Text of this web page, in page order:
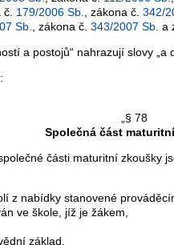
č. 179/2006 Sb. , zákona č. 342/
Sb. , zákona č. 343/2007 Sb. a
a postojů“ nahrazují slovy „a
„§ 78
Společná část
části maturitní zkoušky
nabídky stanovené
ve škole, jíž je žákem,
základ,
náhrady